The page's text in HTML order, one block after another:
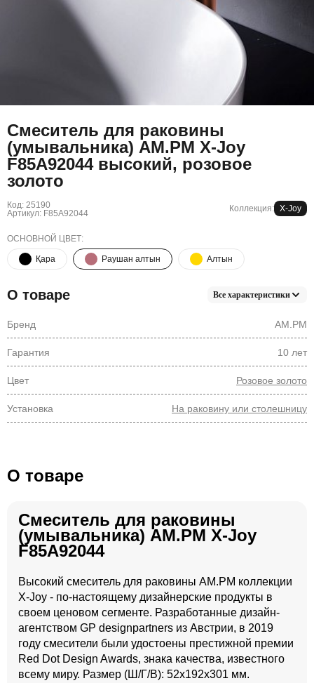
Смеситель для раковины
(умывальника) AM.PM X-Joy
F85A92044 высокий, розовое
золото
Код: 25190
Артикул: F85A92044
Коллекция: X-Joy
ОСНОВНОЙ ЦВЕТ:
Қара Раушан алтын Алтын
О товаре Все характеристики
Бренд AM.PM
Гарантия 10 лет
Цвет Розовое золото
Установка На раковину или столешницу
О товаре
Смеситель для раковины
(умывальника) AM.PM X-Joy
F85A92044
Высокий смеситель для раковины AM.PM коллекции
X-Joy - по-настоящему дизайнерские продукты в
своем ценовом сегменте. Разработанные дизайн-
агентством GP designpartners из Австрии, в 2019
году смесители были удостоены престижной премии
Red Dot Design Awards, знака качества, известного
всему миру. Размер (Ш/Г/В): 52x192x301 мм.